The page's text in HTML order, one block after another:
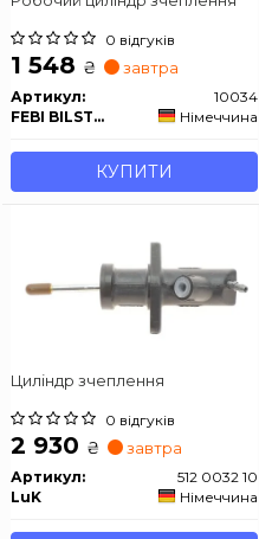
0 відгуків
1 548 ₴ завтра
Артикул:
10034
FEBI BILSTEIN
Німеччина
КУПИТИ
Циліндр зчеплення
0 відгуків
2 930 ₴ завтра
Артикул:
512 0032 10
LuK
Німеччина